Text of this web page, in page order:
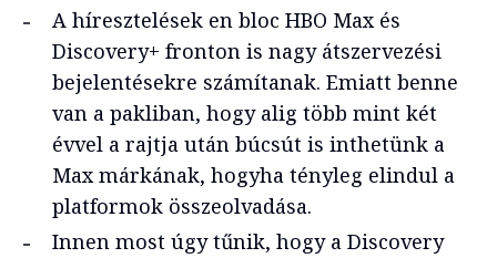
A híresztelések en bloc HBO Max és
Discovery+ fronton is nagy átszervezési
bejelentésekre számítanak. Emiatt benne
van a pakliban, hogy alig több mint két
évvel a rajtja után búcsút is inthetünk a
Max márkának, hogyha tényleg elindul a
platformok összeolvadása.
Innen most úgy tűnik, hogy a Discovery